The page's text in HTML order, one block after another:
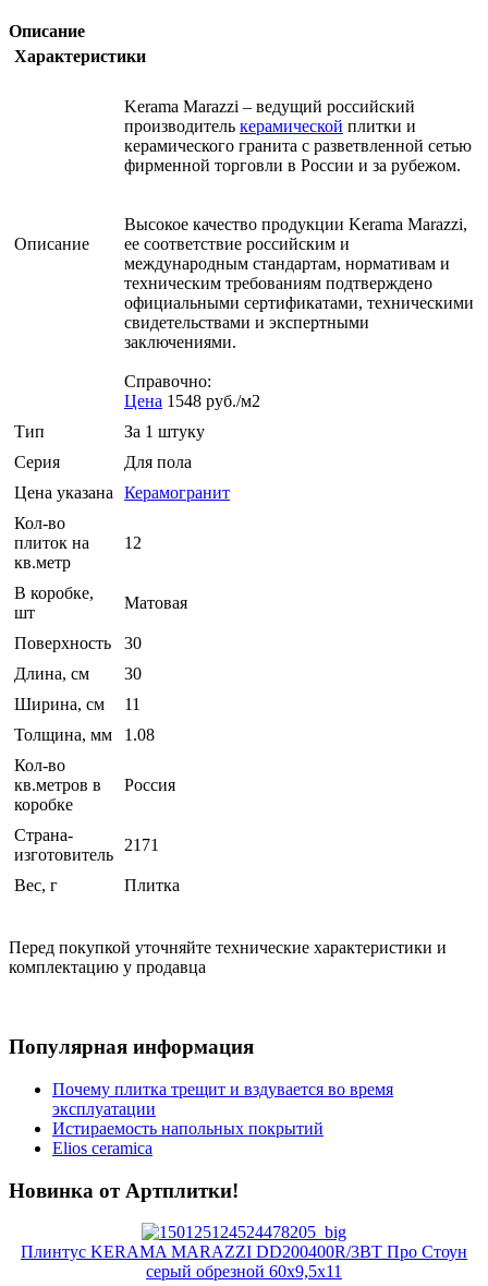
Описание
Характеристики
Описание
Kerama Marazzi – ведущий российский
производитель керамической плитки и
керамического гранита с разветвленной сетью
фирменной торговли в России и за рубежом.
Высокое качество продукции Kerama Marazzi,
ее соответствие российским и
международным стандартам, нормативам и
техническим требованиям подтверждено
официальными сертификатами, техническими
свидетельствами и экспертными
заключениями.
Справочно:
Цена 1548 руб./м2
Тип
За 1 штуку
Серия
Для пола
Цена указана Керамогранит
Кол-во
плиток на
кв.метр
12
В коробке,
шт
Матовая
Поверхность
30
Длина, см
30
Ширина, см
11
Толщина, мм
1.08
Кол-во
кв.метров в
коробке
Россия
Страна-
изготовитель
2171
Вес, г Плитка
Перед покупкой уточняйте технические характеристики и
комплектацию у продавца
Популярная информация
Почему плитка трещит и вздувается во время
эксплуатации
Истираемость напольных покрытий
Elios ceramica
Новинка от Артплитки!
Плинтус KERAMA MARAZZI DD200400R/3BT Про Стоун
серый обрезной 60х9,5х11